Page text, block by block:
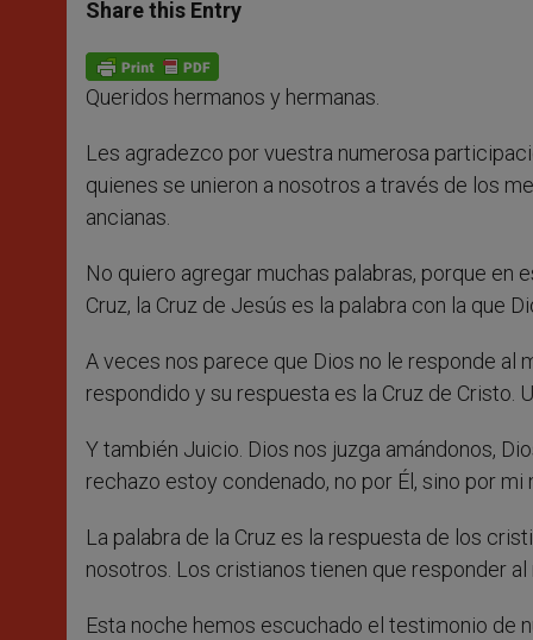
s
p
p
e
g
e
r
b
o
k
Share this Entry
Queridos hermanos y hermanas.
Les agradezco por vuestra numerosa
quienes se unieron a nosotros a través de los
ancianas.
No quiero agregar muchas palabras, porque en
Cruz, la Cruz de Jesús es la palabra con la que
A veces nos parece que Dios no le responde al
respondido y su respuesta es la Cruz de Cristo.
Y también Juicio. Dios nos juzga amándonos,
rechazo estoy condenado, no por Él, sino por
La palabra de la Cruz es la respuesta de los
nosotros. Los cristianos tienen que responder
Esta noche hemos escuchado el testimonio de